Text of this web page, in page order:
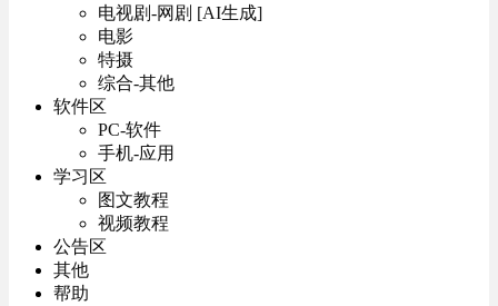
电视剧-网剧 [AI生成]
电影
特摄
综合-其他
软件区
PC-软件
手机-应用
学习区
图文教程
视频教程
公告区
其他
帮助